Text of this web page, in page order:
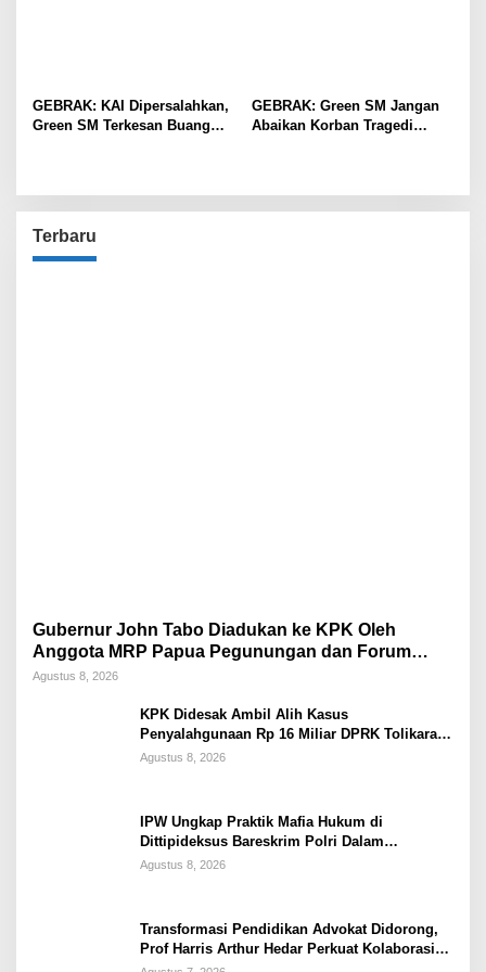
GEBRAK: KAI Dipersalahkan,
Green SM Terkesan Buang
GEBRAK: Green SM Jangan
Abaikan Korban Tragedi
Terbaru
Gubernur John Tabo Diadukan ke KPK Oleh
Anggota MRP Papua Pegunungan dan Forum
Warga Papua
Agustus 8, 2026
KPK Didesak Ambil Alih Kasus
Penyalahgunaan Rp 16 Miliar DPRK Tolikara
Tahun 2017
Agustus 8, 2026
IPW Ungkap Praktik Mafia Hukum di
Dittipideksus Bareskrim Polri Dalam
Penanganan Kasus PT ARA
Agustus 8, 2026
Transformasi Pendidikan Advokat Didorong,
Prof Harris Arthur Hedar Perkuat Kolaborasi
Kampus